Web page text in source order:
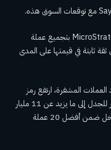
لمدة 11 أسبوعًا متتاليًا، قامت MicroStrategy بتجميع عملة
ثابتة في قيمتها على المدى
المشفرة، ارتفع رمز
TRUMP الرسمي (TRUMP) المثير للجدل إلى ما يزيد عن 11 مليار
دولار من حيث القيمة السوقية، ليدخل ضمن أفضل 20 عملة